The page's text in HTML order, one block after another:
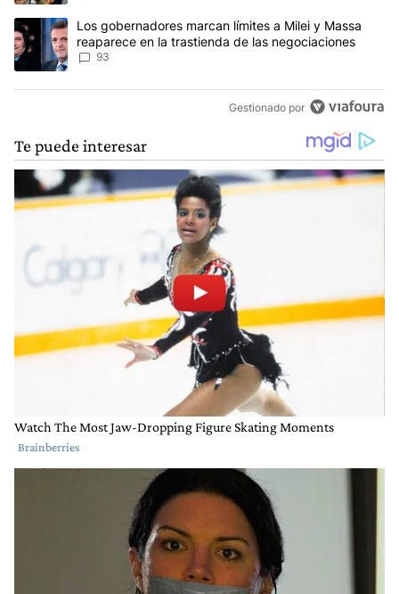
Un artículo de tendencia con el título "Los gobernadores
Los gobernadores marcan límites a Milei y Massa
reaparece en la trastienda de las negociaciones
93
Gestionado por